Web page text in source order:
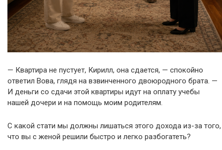
— Квартира не пустует, Кирилл, она сдается, — спокойно
ответил Вова, глядя на взвинченного двоюродного брата. —
И деньги со сдачи этой квартиры идут на оплату учебы
нашей дочери и на помощь моим родителям.
С какой стати мы должны лишаться этого дохода из-за того,
что вы с женой решили быстро и легко разбогатеть?